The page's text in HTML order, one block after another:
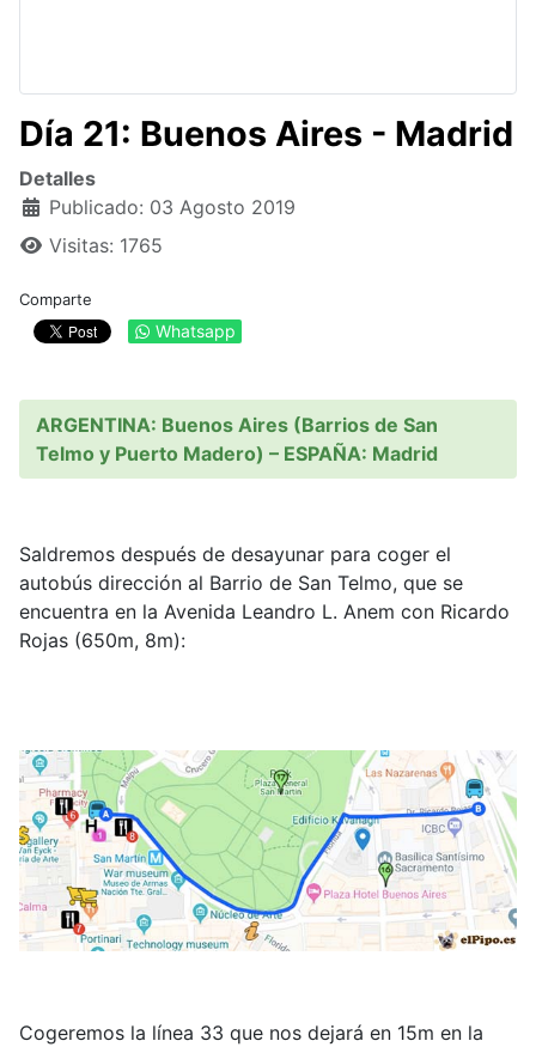
Día 21: Buenos Aires - Madrid
Detalles
Publicado: 03 Agosto 2019
Visitas: 1765
Comparte
Whatsapp
ARGENTINA: Buenos Aires (Barrios de San
Telmo y Puerto Madero) – ESPAÑA: Madrid
Saldremos después de desayunar para coger el
autobús dirección al Barrio de San Telmo, que se
encuentra en la Avenida Leandro L. Anem con Ricardo
Rojas (650m, 8m):
Cogeremos la línea 33 que nos dejará en 15m en la